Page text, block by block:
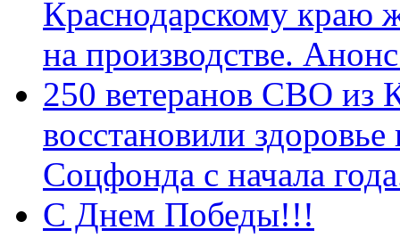
Краснодарскому краю
на производстве.
250 ветеранов СВО из
восстановили
Соцфонда с начала
С Днем Победы!!!